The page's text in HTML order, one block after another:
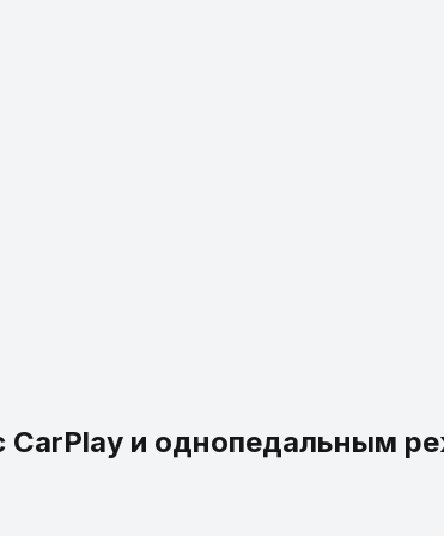
CarPlay и однопедальным